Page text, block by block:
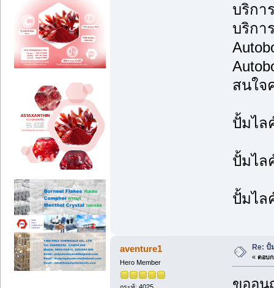
บริกา
บริกา
สนใจ
ปั้มไล
ปั้มไล
ปั้มไล
aventure1
Hero Member
Re: ปั้
« ตอบก
ขออนุ